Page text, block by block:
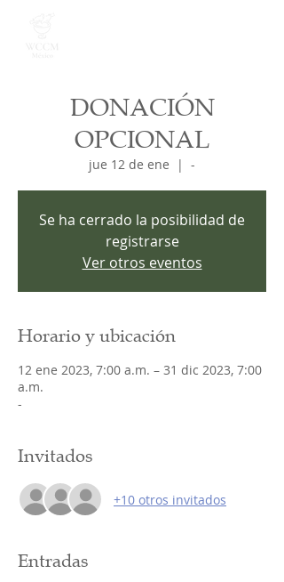
DONACIÓN
OPCIONAL
jue 12 de ene
  |
-
Se ha cerrado la posibilidad de
registrarse
Ver otros eventos
Horario y ubicación
12 ene 2023, 7:00 a.m. – 31 dic 2023, 7:00
a.m.
-
Invitados
+10 otros invitados
Entradas